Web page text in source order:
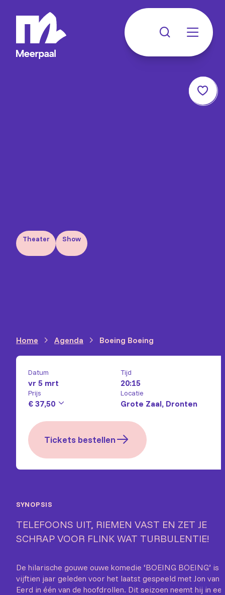
Theater Show
Home Agenda Boeing Boeing
Datum
vr 5 mrt
Tijd
20:15
Prijs
€ 37,50
Locatie
Grote Zaal, Dronten
Tickets bestellen
SYNOPSIS
TELEFOONS UIT, RIEMEN VAST EN ZET JE
SCHRAP VOOR FLINK WAT TURBULENTIE!
De hilarische gouwe ouwe komedie ‘BOEING BOEING’ is
vijftien jaar geleden voor het laatst gespeeld met Jon van
Eerd in één van de hoofdrollen. Dit seizoen neemt hij in